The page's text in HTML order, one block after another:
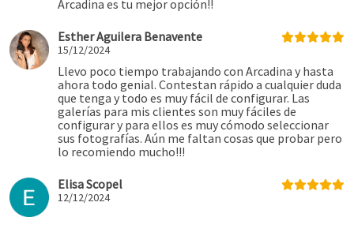
Arcadina es tu mejor opción!!
Esther Aguilera Benavente
15/12/2024
Llevo poco tiempo trabajando con Arcadina y hasta
ahora todo genial. Contestan rápido a cualquier duda
que tenga y todo es muy fácil de configurar. Las
galerías para mis clientes son muy fáciles de
configurar y para ellos es muy cómodo seleccionar
sus fotografías. Aún me faltan cosas que probar pero
lo recomiendo mucho!!!
Elisa Scopel
12/12/2024